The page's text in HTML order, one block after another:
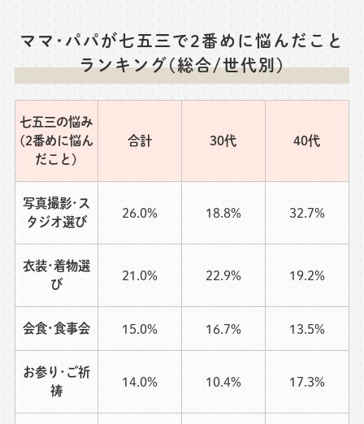
ママ･パパが七五三で2番めに悩んだこと
ランキング(総合/世代別)
七五三の悩み
(2番めに悩ん
だこと)
合計 30代 40代
写真撮影･ス
タジオ選び
26.0% 18.8% 32.7%
衣装･着物選
び
21.0% 22.9% 19.2%
会食･食事会 15.0% 16.7% 13.5%
お参り･ご祈
祷
14.0% 10.4% 17.3%